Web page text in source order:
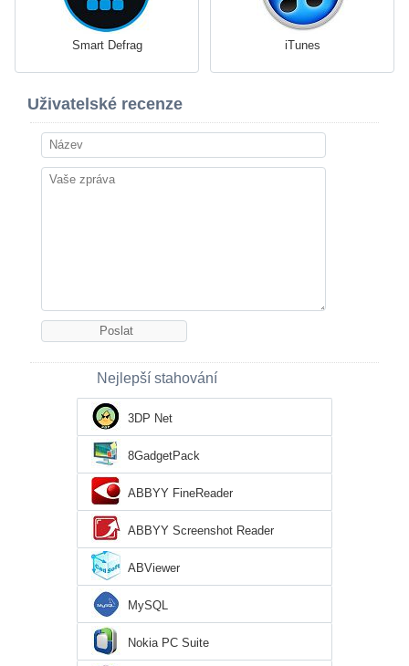
Smart Defrag iTunes
Uživatelské recenze
Nejlepší stahování
3DP Net
8GadgetPack
ABBYY FineReader
ABBYY Screenshot Reader
ABViewer
MySQL
Nokia PC Suite